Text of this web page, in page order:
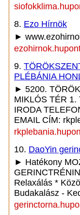
8. Ezo Hírnök
►
9.
PLÉBÁNIA
► 5200.
MIKLÓS TÉR 1.
IRODA
EMAIL CÍM:
10. DaoYin
► Hatékony
Relaxálás *
Budakalász -